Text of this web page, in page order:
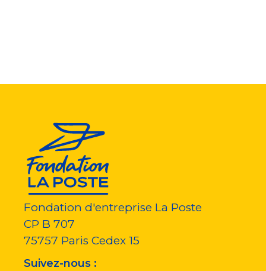
Fondation d'entreprise La Poste
CP B 707
75757 Paris Cedex 15
Suivez-nous :